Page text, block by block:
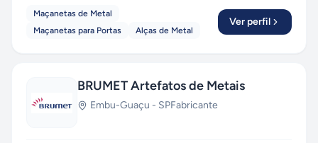
Maçanetas de Metal
Maçanetas para Portas
Alças de Metal
Ver perfil
BRUMET Artefatos de Metais
Embu-Guaçu - SPFabricante